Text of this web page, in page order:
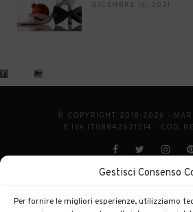
Gestisci Consenso
Per fornire le migliori esperienze, utilizziamo
DICEMBRE 16, 2021
© COPYRIGHT 2018-2026 -
P. IVA IT08842621214 - COD.
Privacy Policy |
POWERED BY ENKEY